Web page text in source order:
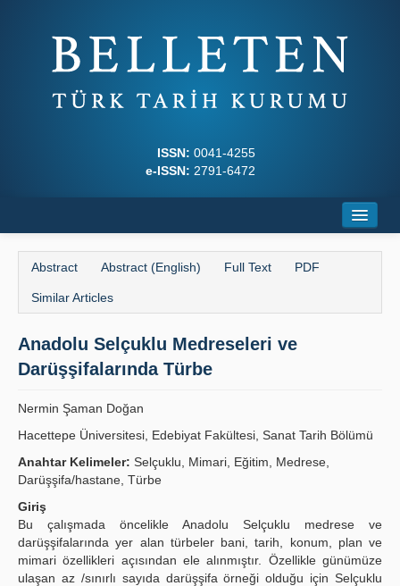
ISSN: 0041-4255
e-ISSN: 2791-6472
Journal Boards
Writing Rules
Guidelines
Abstract Abstract (English) Full Text PDF
Similar Articles
Anadolu Selçuklu Medreseleri ve
Darüşşifalarında Türbe
Nermin Şaman Doğan
Hacettepe Üniversitesi, Edebiyat Fakültesi, Sanat Tarih Bölümü
Anahtar Kelimeler: Selçuklu, Mimari, Eğitim, Medrese,
Darüşşifa/hastane, Türbe
Giriş
Bu çalışmada öncelikle Anadolu Selçuklu medrese ve
darüşşifalarında yer alan türbeler bani, tarih, konum, plan ve
mimari özellikleri açısından ele alınmıştır. Özellikle günümüze
ulaşan az /sınırlı sayıda darüşşifa örneği olduğu için Selçuklu